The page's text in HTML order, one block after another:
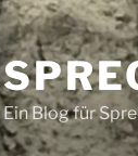
Ein Blog für